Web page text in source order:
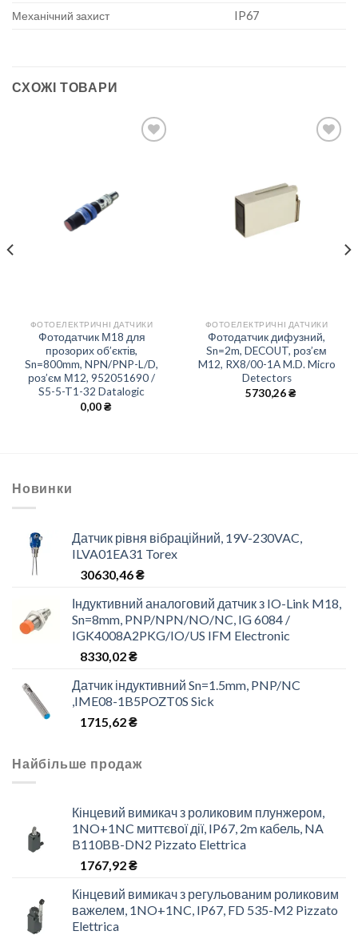
Механічний захист
IP67
СХОЖІ ТОВАРИ
ФОТОЕЛЕКТРИЧНІ ДАТЧИКИ
Фотодатчик М18 для
прозорих об’єктів,
Sn=800mm, NPN/PNP-L/D,
роз’єм М12, 952051690 /
S5-5-T1-32 Datalogic
0,00₴
ФОТОЕЛЕКТРИЧНІ ДАТЧИКИ
Фотодатчик дифузний,
Sn=2m, DECOUT, роз’єм
M12, RX8/00-1A M.D. Micro
Detectors
5730,26₴
Новинки
Датчик рівня вібраційний, 19V-230VAC,
ILVA01EA31 Torex
30630,46₴
Індуктивний аналоговий датчик з IO-Link M18,
Sn=8mm, PNP/NPN/NO/NC, IG 6084 /
IGK4008A2PKG/IO/US IFM Electronic
8330,02₴
Датчик індуктивний Sn=1.5mm, PNP/NC
,IME08-1B5POZT0S Sick
1715,62₴
Найбільше продаж
Кінцевий вимикач з роликовим плунжером,
1NO+1NC миттєвої дії, IP67, 2m кабель, NA
B110BB-DN2 Pizzato Elettrica
1767,92₴
Кінцевий вимикач з регульованим роликовим
важелем, 1NO+1NC, IP67, FD 535-M2 Pizzato
Elettrica